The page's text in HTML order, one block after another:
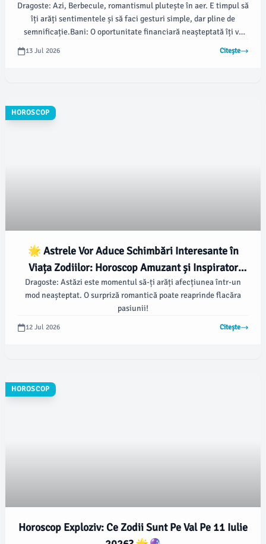
Dragoste: Azi, Berbecule, romantismul plutește în aer. E timpul să
îți arăți sentimentele și să faci gesturi simple, dar pline de
semnificație.Bani: O oportunitate financiară neașteptată îți va
13 Jul 2026 Citește
HOROSCOP
🌟 Astrele Vor Aduce Schimbări Interesante în
Viața Zodiilor: Horoscop Amuzant și Inspirator
pentru 12 Iulie 2026! 🌠
Dragoste: Astăzi este momentul să-ți arăți afecțiunea într-un
mod neașteptat. O surpriză romantică poate reaprinde flacăra
pasiunii!
12 Jul 2026 Citește
HOROSCOP
Horoscop Exploziv: Ce Zodii Sunt Pe Val Pe 11 Iulie